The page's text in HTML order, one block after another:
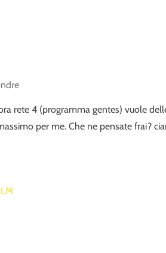
rete 4 (programma gentes) vuole
per me. Che ne pensate frai?